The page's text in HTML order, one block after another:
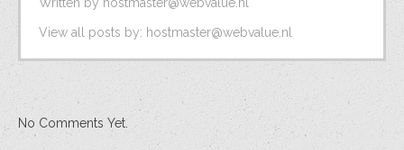
View all posts by: hostmaster@webvalue.nl
No Comments Yet.